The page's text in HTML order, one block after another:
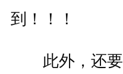
到！！！
此外，还要